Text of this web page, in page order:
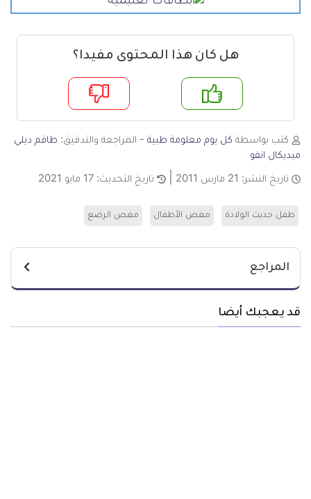
هل كان هذا المحتوى مفيدا؟
لا
كتب بواسطة كل يوم معلومة طبية - المراجعة والتدقيق: طاقم ديلي
ميديكال انفو
تاريخ النشر: 21 مارس 2011 تاريخ التحديث: 17 مايو 2021
طفل حديث الولادة مغص الأطفال مغص الرضع
المراجع
قد يعجبك أيضا